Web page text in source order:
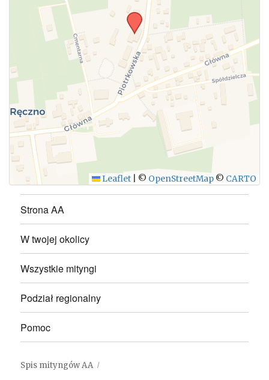
WYŚLIJ
Leaflet © OpenStreetMap © CARTO
Strona AA
W twojej okolicy
Wszystkie mityngi
Podział regionalny
Pomoc
Spis mityngów AA